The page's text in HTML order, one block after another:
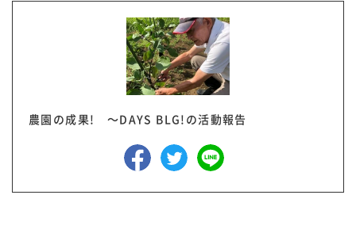
農園の成果! ～DAYS BLG!の活動報告